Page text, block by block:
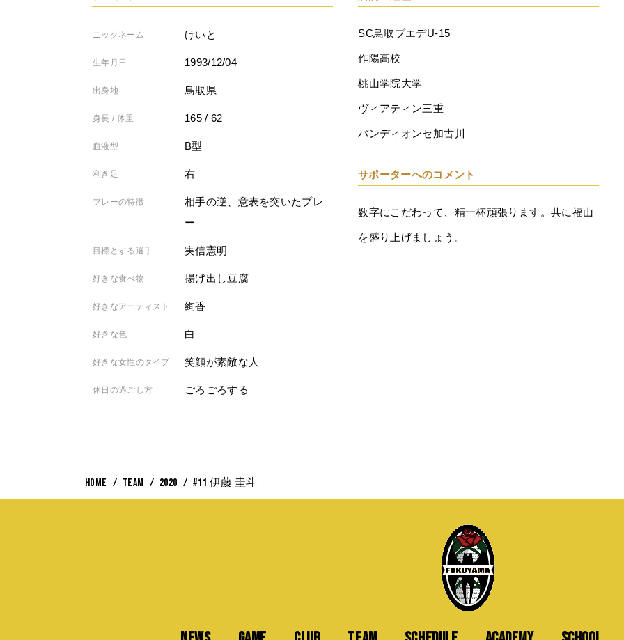
ニックネーム けいと
生年月日 1993/12/04
出身地 鳥取県
身長 / 体重 165 / 62
血液型 B型
利き足 右
プレーの特徴
相手の逆、意表を突いたプレ
ー
目標とする選手 実信憲明
好きな食べ物 揚げ出し豆腐
好きなアーティスト 絢香
好きな色 白
好きな女性のタイプ 笑顔が素敵な人
休日の過ごし方 ごろごろする
SC鳥取プエデU-15
作陽高校
桃山学院大学
ヴィアティン三重
バンディオンセ加古川
サポーターへのコメント
数字にこだわって、精一杯頑張ります。共に福山
を盛り上げましょう。
HOME TEAM 2020 #11 伊藤 圭斗